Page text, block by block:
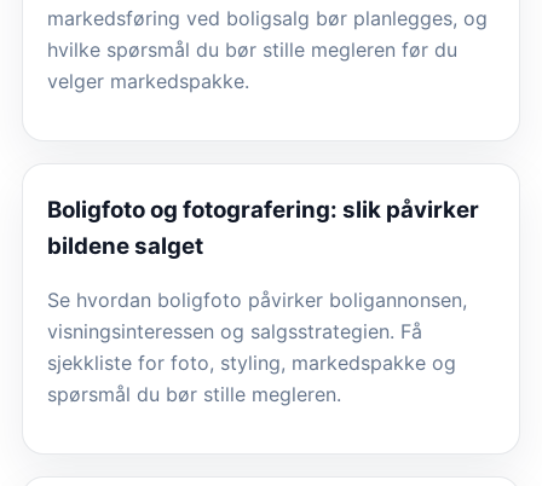
markedsføring ved boligsalg bør planlegges, og
hvilke spørsmål du bør stille megleren før du
velger markedspakke.
Boligfoto og fotografering: slik påvirker
bildene salget
Se hvordan boligfoto påvirker boligannonsen,
visningsinteressen og salgsstrategien. Få
sjekkliste for foto, styling, markedspakke og
spørsmål du bør stille megleren.